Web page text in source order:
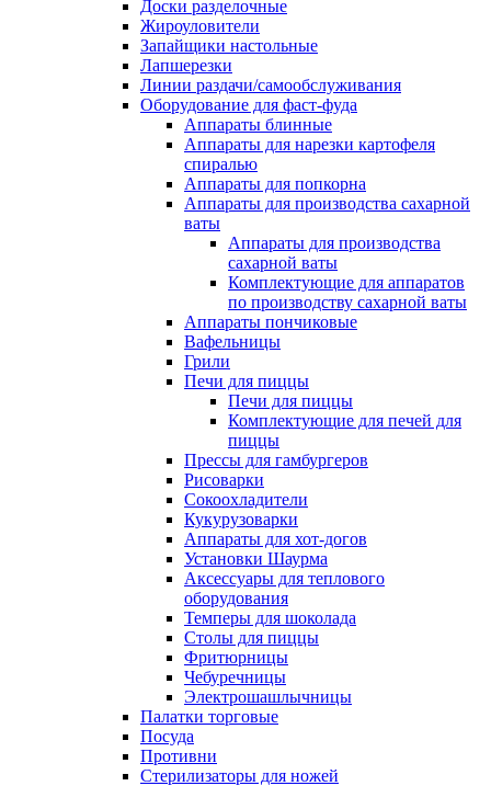
Доски разделочные
Жироуловители
Запайщики настольные
Лапшерезки
Линии раздачи/самообслуживания
Оборудование для фаст-фуда
Аппараты блинные
Аппараты для нарезки картофеля
спиралью
Аппараты для попкорна
Аппараты для производства сахарной
ваты
Аппараты для производства
сахарной ваты
Комплектующие для аппаратов
по производству сахарной ваты
Аппараты пончиковые
Вафельницы
Грили
Печи для пиццы
Печи для пиццы
Комплектующие для печей для
пиццы
Прессы для гамбургеров
Рисоварки
Сокоохладители
Кукурузоварки
Аппараты для хот-догов
Установки Шаурма
Аксессуары для теплового
оборудования
Темперы для шоколада
Столы для пиццы
Фритюрницы
Чебуречницы
Электрошашлычницы
Палатки торговые
Посуда
Противни
Стерилизаторы для ножей